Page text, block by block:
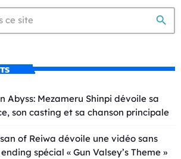
search
Abyss: Mezameru Shinpi dévoile sa
son casting et sa chanson principale
of Reiwa dévoile une vidéo sans
spécial « Gun Valsey’s Theme »